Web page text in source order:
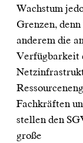
Wachstum
Grenzen,
anderem die
Verfügbarkeit
Fachkräften
stellen den
große